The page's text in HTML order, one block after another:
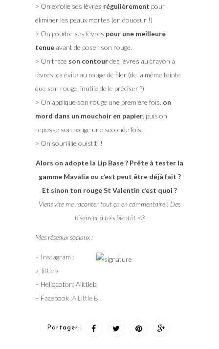
> On exfolie ses lèvres régulièrement pour
éliminer les peaux mortes (en douceur !)
> On poudre ses lèvres pour une meilleure
tenueavant de poser son rouge.
> On trace son contourdes lèvres au crayon à
lèvres, ça évite au rouge de filer (de la même teinte
que son rouge, inutile de le préciser ?)
> On applique son rouge une première fois, on
mord dans un mouchoir en papier, puis on
reposse son rouge une seconde fois.
> On souriiiiie ouistiti !
Alors on adopte la Lip Base ? Prête à tester la
gamme Mavalia ou c’est peut être déjà fait ?
Et sinon ton rouge St Valentin c’est quoi ?
Viens vite me raconter tout ça en commentaire ! Des
bisous et à très bientôt <3
Mes réseaux sociaux :
– Instagram :
a_littleb
– Hellocoton: Alittleb
– Facebook :A Little B
Partager: